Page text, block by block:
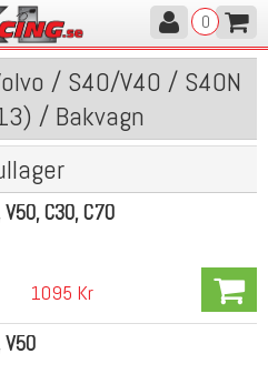
0
/ S40/V40 / S40N
/ Bakvagn
C30, C70
1095 Kr